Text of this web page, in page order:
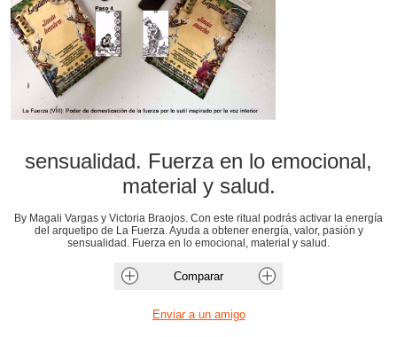
sensualidad. Fuerza en lo emocional,
material y salud.
By Magali Vargas y Victoria Braojos. Con este ritual podrás activar la energía
del arquetipo de La Fuerza. Ayuda a obtener energía, valor, pasión y
sensualidad. Fuerza en lo emocional, material y salud.